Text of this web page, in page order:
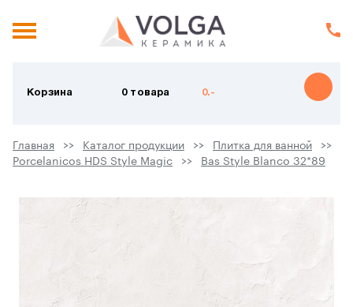
Корзина 0 товара 0.-
Главная Каталог продукции
Плитка для ванной
Porcelanicos HDS Style Magic
Bas Style Blanco 32*89